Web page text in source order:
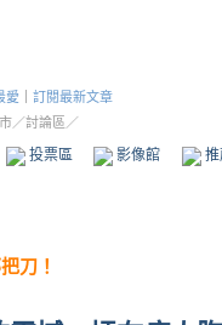
愛
訂閱最新文章
／討論區／
投票區 影像館
刀！